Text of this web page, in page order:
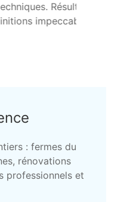
et
: fermes du
rénovations
professionnels et